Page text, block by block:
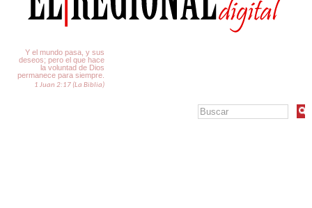
Y el mundo pasa, y sus
deseos; pero el que hace
la voluntad de Dios
permanece para siempre.
1 Juan 2:17 (La Biblia)